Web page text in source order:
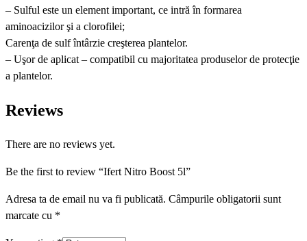
– Sulful este un element important, ce intră în formarea
aminoacizilor şi a clorofilei;
Carenţa de sulf întârzie creşterea plantelor.
– Uşor de aplicat – compatibil cu majoritatea produselor de protecţie
a plantelor.
Reviews
There are no reviews yet.
Be the first to review “Ifert Nitro Boost 5l”
Adresa ta de email nu va fi publicată. Câmpurile obligatorii sunt
marcate cu *